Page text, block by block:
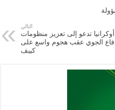
A
p
p
التالي
أوكرانيا تدعو إلى تعزيز منظومات
الجوي عقب هجوم واسع على
كييف